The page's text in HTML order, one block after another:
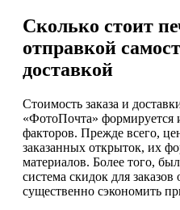
Сколько стоит
отправкой
доставкой
Стоимость заказа и
«ФотоПочта» формируется
факторов. Прежде всего,
заказанных открыток, их
материалов. Более того,
система скидок для
существенно сэкономить